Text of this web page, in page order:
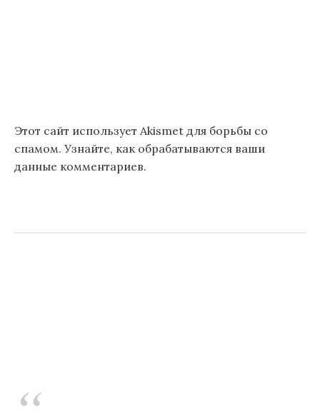
Этот сайт использует Akismet для борьбы со
спамом. Узнайте, как обрабатываются ваши
данные комментариев.